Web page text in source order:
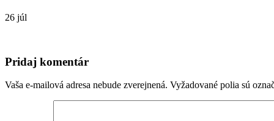
26 júl
Pridaj komentár
Vaša e-mailová adresa nebude zverejnená. Vyžadované polia sú